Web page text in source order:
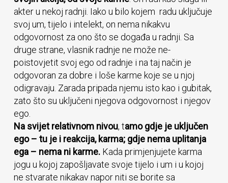
akter u nekoj radnji. Iako u bilo kojem radu uključuje
svoj um, tijelo i intelekt, on nema nikakvu
odgovornost za ono što se događa u radnji. Sa
druge strane, vlasnik radnje ne može ne-
poistovjetit svoj ego od radnje i na taj način je
odgovoran za dobre i loše karme koje se u njoj
odigravaju. Zarada pripada njemu isto kao i gubitak,
zato što su uključeni njegova odgovornost i njegov
ego.
Na svijet relativnom nivou, tamo gdje je uključen
ego – tu je i reakcija, karma; gdje nema uplitanja
ega – nema ni karme. Kada primjenjujete karma
jogu u kojoj zapošljavate svoje tijelo i um i u kojoj
ne stvarate nikakav napor niti se borite sa